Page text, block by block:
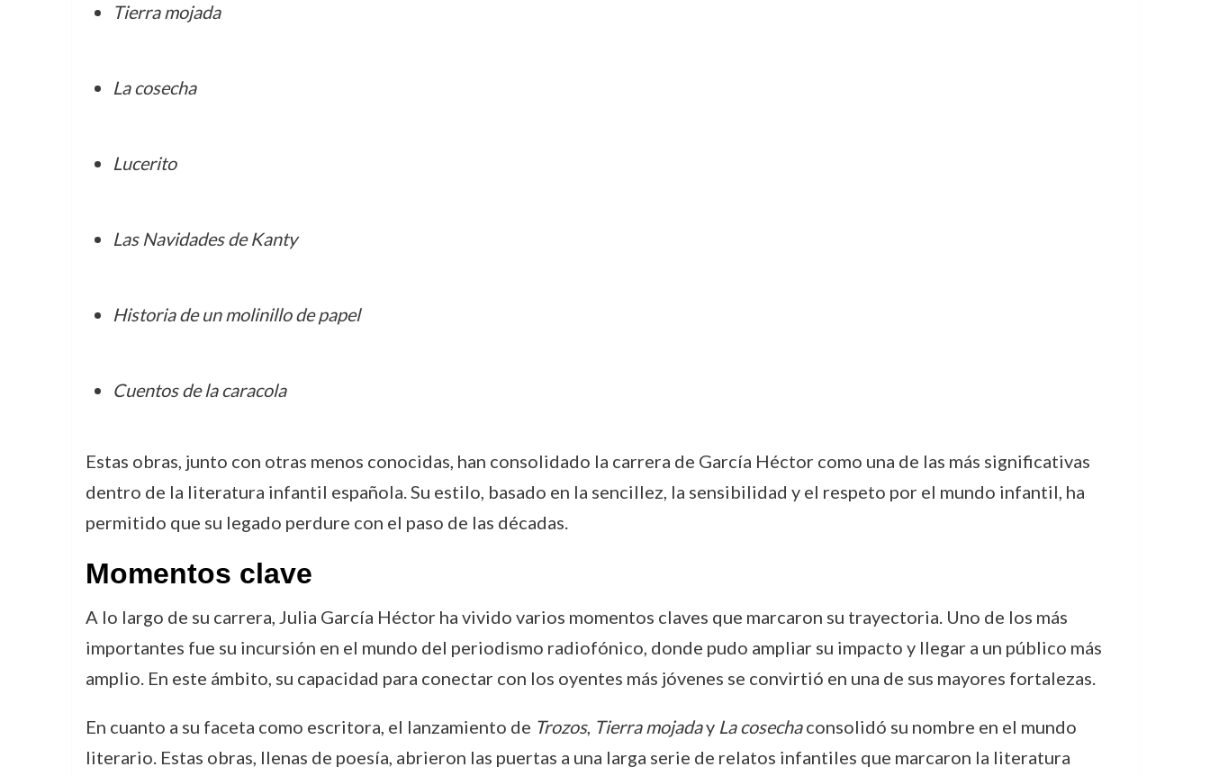
Tierra mojada
La cosecha
Lucerito
Las Navidades de Kanty
Historia de un molinillo de papel
Cuentos de la caracola
Estas obras, junto con otras menos conocidas, han consolidado la carrera de García Héctor como una de las más significativas
dentro de la literatura infantil española. Su estilo, basado en la sencillez, la sensibilidad y el respeto por el mundo infantil, ha
permitido que su legado perdure con el paso de las décadas.
Momentos clave
A lo largo de su carrera, Julia García Héctor ha vivido varios momentos claves que marcaron su trayectoria. Uno de los más
importantes fue su incursión en el mundo del periodismo radiofónico, donde pudo ampliar su impacto y llegar a un público más
amplio. En este ámbito, su capacidad para conectar con los oyentes más jóvenes se convirtió en una de sus mayores fortalezas.
En cuanto a su faceta como escritora, el lanzamiento de Trozos, Tierra mojaday La cosechaconsolidó su nombre en el mundo
literario. Estas obras, llenas de poesía, abrieron las puertas a una larga serie de relatos infantiles que marcaron la literatura